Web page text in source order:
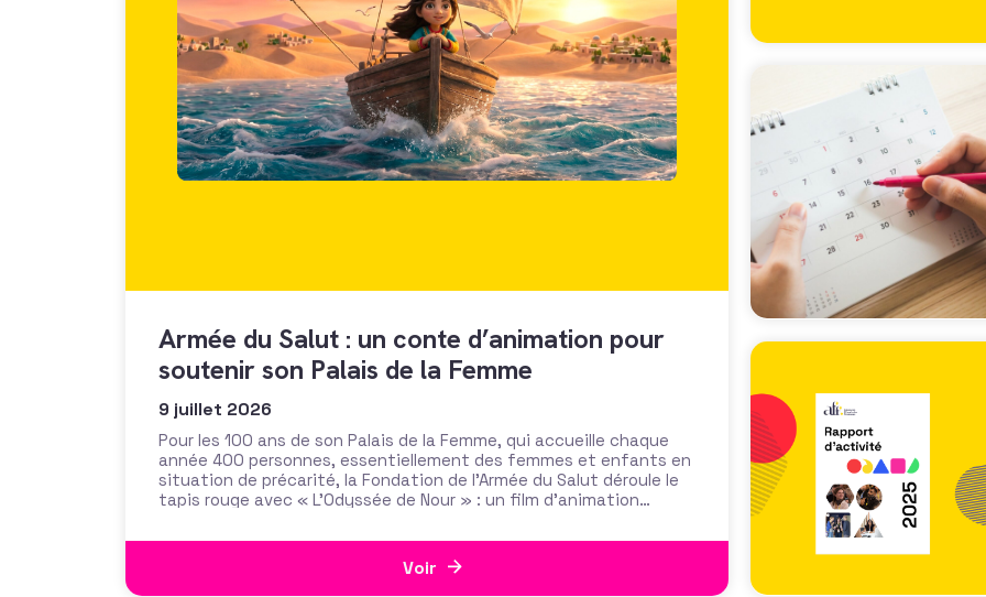
Armée du Salut : un conte d’animation pour
soutenir son Palais de la Femme
9 juillet 2026
Pour les 100 ans de son Palais de la Femme, qui accueille chaque
année 400 personnes, essentiellement des femmes et enfants en
situation de précarité, la Fondation de l’Armée du Salut déroule le
tapis rouge avec « L’Odyssée de Nour » : un film d’animation
Voir